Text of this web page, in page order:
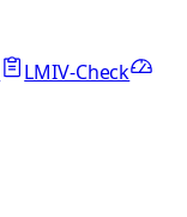
LMIV-Check